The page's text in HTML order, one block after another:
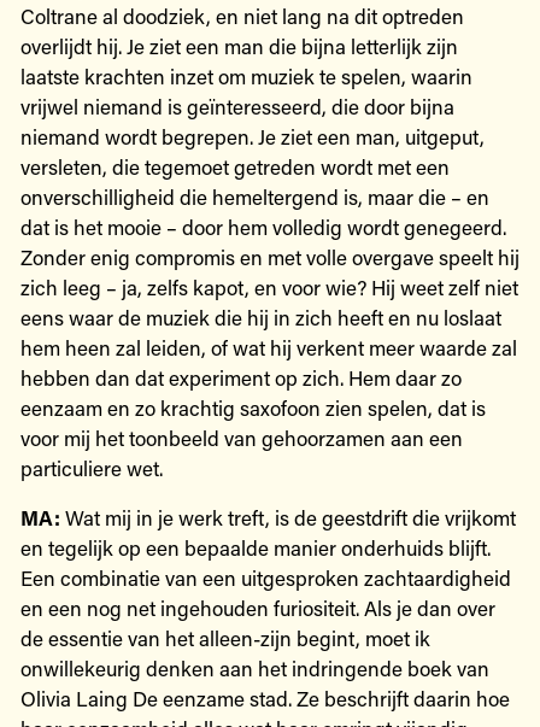
Coltrane al doodziek, en niet lang na dit optreden
overlijdt hij. Je ziet een man die bijna letterlijk zijn
laatste krachten inzet om muziek te spelen, waarin
vrijwel niemand is geïnteresseerd, die door bijna
niemand wordt begrepen. Je ziet een man, uitgeput,
versleten, die tegemoet getreden wordt met een
onverschilligheid die hemeltergend is, maar die – en
dat is het mooie – door hem volledig wordt genegeerd.
Zonder enig compromis en met volle overgave speelt hij
zich leeg – ja, zelfs kapot, en voor wie? Hij weet zelf niet
eens waar de muziek die hij in zich heeft en nu loslaat
hem heen zal leiden, of wat hij verkent meer waarde zal
hebben dan dat experiment op zich. Hem daar zo
eenzaam en zo krachtig saxofoon zien spelen, dat is
voor mij het toonbeeld van gehoorzamen aan een
particuliere wet.
MA: Wat mij in je werk treft, is de geestdrift die vrijkomt
en tegelijk op een bepaalde manier onderhuids blijft.
Een combinatie van een uitgesproken zachtaardigheid
en een nog net ingehouden furiositeit. Als je dan over
de essentie van het alleen-zijn begint, moet ik
onwillekeurig denken aan het indringende boek van
Olivia Laing De eenzame stad. Ze beschrijft daarin hoe